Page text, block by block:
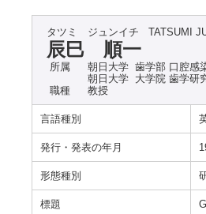
タツミ ジュンイチ TATSUMI
辰巳 順一
所属
朝日大学 歯学部 口腔感
朝日大学 大学院 歯学研
職種
教授
言語種別
発行・発表の年月
形態種別
標題